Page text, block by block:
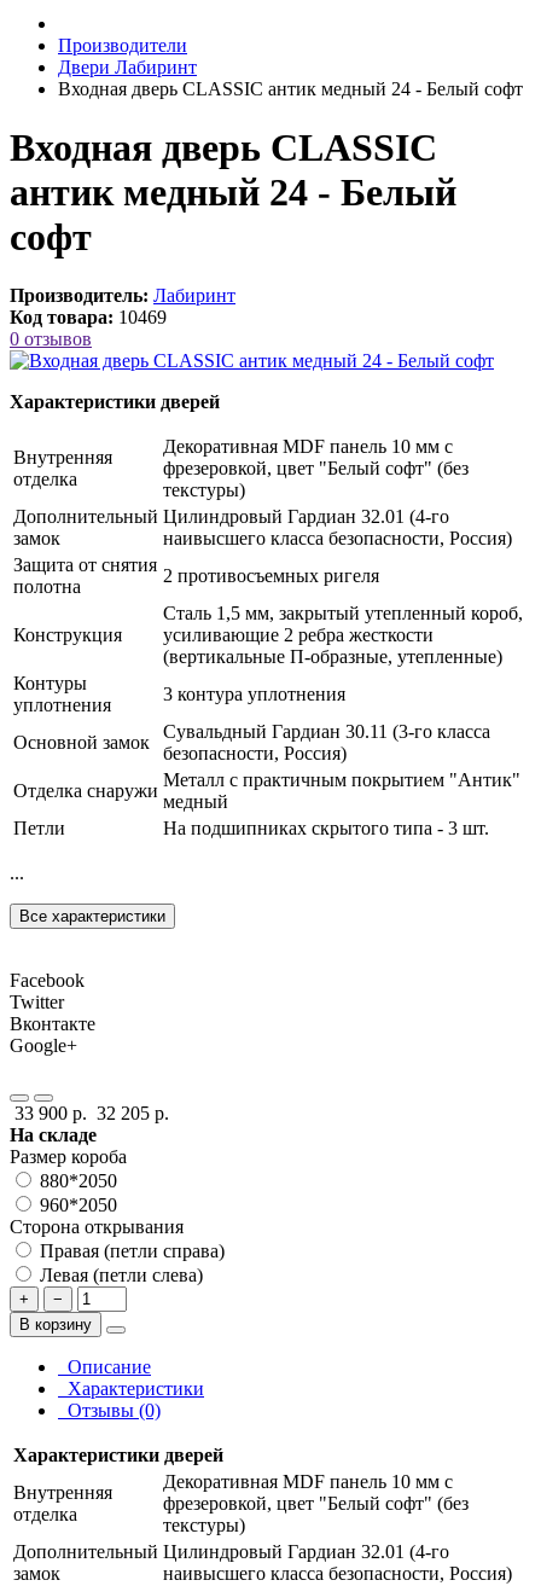
Производители
Двери Лабиринт
Входная дверь CLASSIC антик медный 24 - Белый софт
Входная дверь CLASSIC
антик медный 24 - Белый
софт
Производитель: Лабиринт
Код товара: 10469
0 отзывов
Характеристики дверей
Внутренняя
отделка
Декоративная MDF панель 10 мм с
фрезеровкой, цвет "Белый софт" (без
текстуры)
Дополнительный
замок
Цилиндровый Гардиан 32.01 (4-го
наивысшего класса безопасности, Россия)
Защита от снятия
полотна
2 противосъемных ригеля
Конструкция
Сталь 1,5 мм, закрытый утепленный короб,
усиливающие 2 ребра жесткости
(вертикальные П-образные, утепленные)
Контуры
уплотнения
3 контура уплотнения
Основной замок
Сувальдный Гардиан 30.11 (3-го класса
безопасности, Россия)
Отделка снаружи
Металл с практичным покрытием "Антик"
медный
Петли
На подшипниках скрытого типа - 3 шт.
...
Все характеристики
Facebook
Twitter
Вконтакте
Google+
33 900 р. 32 205 р.
На складе
Размер короба
880*2050
960*2050
Сторона открывания
Правая (петли справа)
Левая (петли слева)
+
−
В корзину
Описание
Характеристики
Отзывы (0)
Характеристики дверей
Внутренняя
отделка
Декоративная MDF панель 10 мм с
фрезеровкой, цвет "Белый софт" (без
текстуры)
Дополнительный
замок
Цилиндровый Гардиан 32.01 (4-го
наивысшего класса безопасности, Россия)